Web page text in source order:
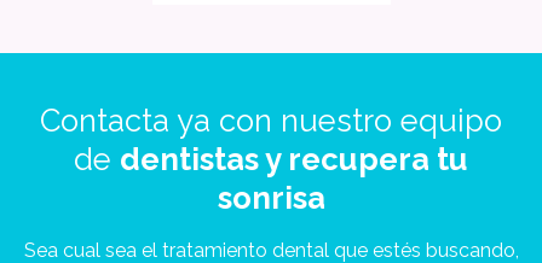
Contacta ya con nuestro equipo
de dentistas y recupera tu
sonrisa
Sea cual sea el tratamiento dental que estés buscando,